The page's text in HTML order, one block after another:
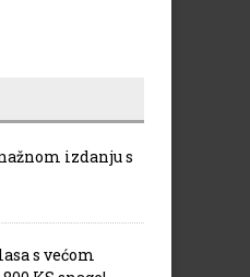
izdanju s
s većom